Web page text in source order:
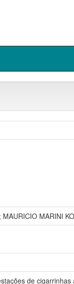
MARINI
de cigarrinhas